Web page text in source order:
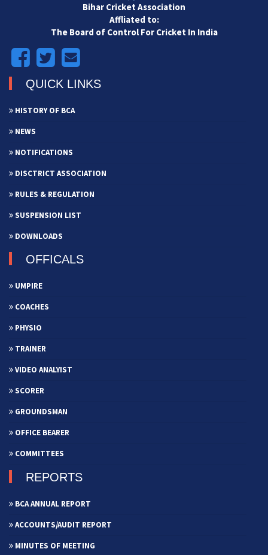
Bihar Cricket Association
Affliated to:
The Board of Control For Cricket In India
QUICK LINKS
HISTORY OF BCA
NEWS
NOTIFICATIONS
DISCTRICT ASSOCIATION
RULES & REGULATION
SUSPENSION LIST
DOWNLOADS
OFFICALS
UMPIRE
COACHES
PHYSIO
TRAINER
VIDEO ANALYIST
SCORER
GROUNDSMAN
OFFICE BEARER
COMMITTEES
REPORTS
BCA ANNUAL REPORT
ACCOUNTS/AUDIT REPORT
MINUTES OF MEETING